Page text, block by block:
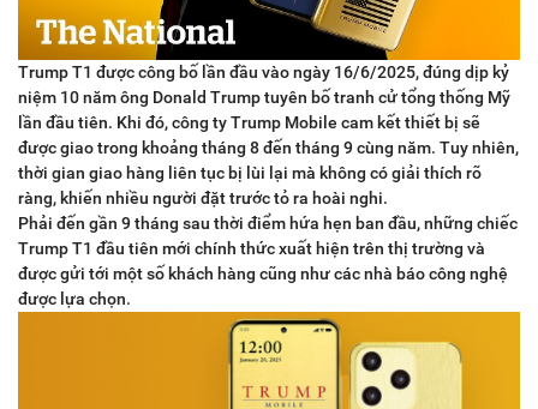
Trump T1 được công bố lần đầu vào ngày 16/6/2025, đúng dịp kỷ
niệm 10 năm ông Donald Trump tuyên bố tranh cử tổng thống Mỹ
lần đầu tiên. Khi đó, công ty Trump Mobile cam kết thiết bị sẽ
được giao trong khoảng tháng 8 đến tháng 9 cùng năm. Tuy nhiên,
thời gian giao hàng liên tục bị lùi lại mà không có giải thích rõ
ràng, khiến nhiều người đặt trước tỏ ra hoài nghi.
Phải đến gần 9 tháng sau thời điểm hứa hẹn ban đầu, những chiếc
Trump T1 đầu tiên mới chính thức xuất hiện trên thị trường và
được gửi tới một số khách hàng cũng như các nhà báo công nghệ
được lựa chọn.